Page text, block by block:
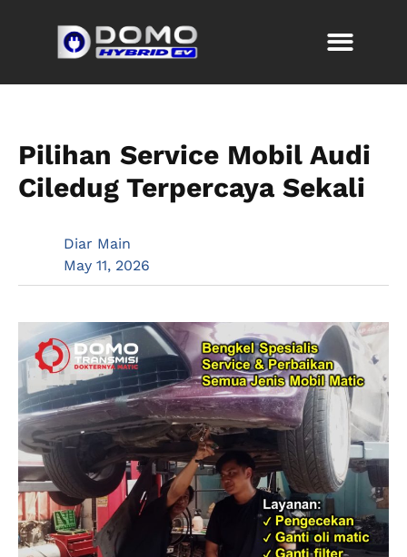
Pilihan Service Mobil Audi
Ciledug Terpercaya Sekali
Diar Main
May 11, 2026